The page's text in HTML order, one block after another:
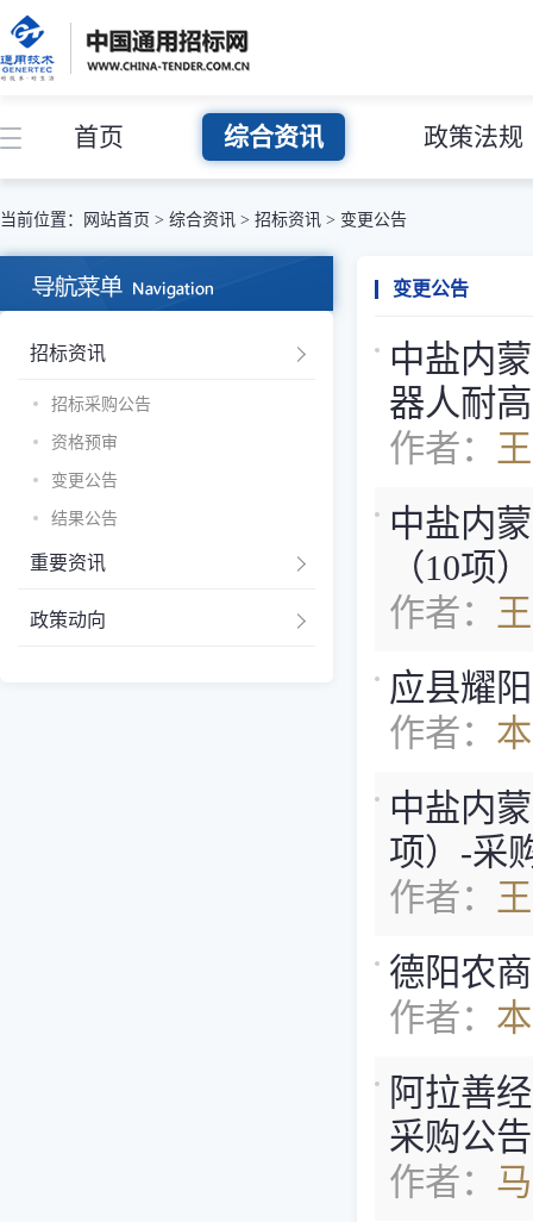
首页 综合资讯 政策法规
当前位置： 网站首页 > 综合资讯 > 招标资讯 > 变更公告
招标资讯
招标采购公告
资格预审
变更公告
结果公告
重要资讯
政策动向
变更公告
中盐内
器人耐
作者：
中盐内
（10项
作者：
应县耀
作者：
中盐内
项）-采
作者：
德阳农
作者：
阿拉善
采购公
作者：